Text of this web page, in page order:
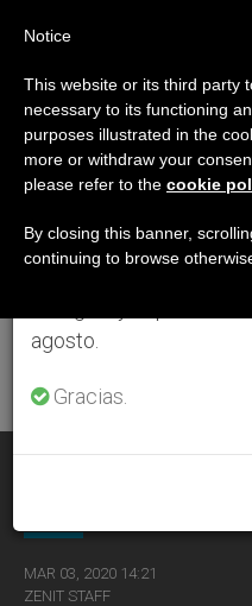
ETIQUETA
Posts
ÚLTIMAS NOTICIAS
MAR 03, 2020 14:21
ZENIT STAFF
Aviso
Del 27 de julio al 7
anual, aprovechando
se generan menos
agosto.
Gracias.
Notice
This website or its third party
necessary to its functioning
purposes illustrated in the
more or withdraw your
please refer to the cookie
By closing this banner,
continuing to browse